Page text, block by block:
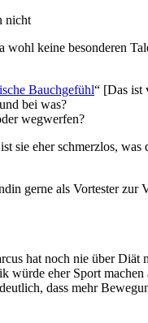
nicht
keine besonderen
Bauchgefühl“ [Das ist
bei was?
wegwerfen?
sie eher schmerzlos,
gerne als Vortester
hat noch nie über
eher Sport
dass mehr